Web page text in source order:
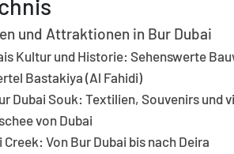
und Attraktionen in Bur Dubai
Kultur und Historie: Sehenswerte
Bastakiya (Al Fahidi)
Dubai Souk: Textilien, Souvenirs und
von Dubai
Creek: Von Bur Dubai bis nach Deira